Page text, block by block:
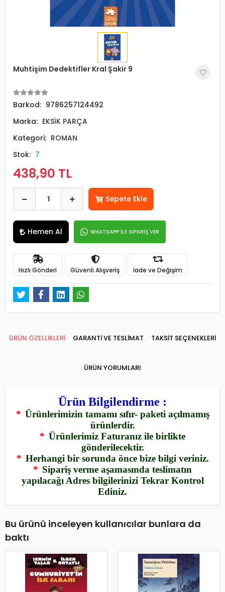
Muhtişim Dedektifler Kral Şakir 9
Barkod: 9786257124492
Marka: EKSİK PARÇA
Kategori: ROMAN
Stok: 7
438,90 TL
Sepete Ekle
Hemen Al WHATSAPP İLE SİPARİŞ VER
Hızlı Gönderi Güvenli Alışveriş İade ve Değişim
ÜRÜN ÖZELLİKLERİ GARANTİ VE TESLİMAT TAKSİT SEÇENEKLERİ
ÜRÜN YORUMLARI
Ürün Bilgilendirme :
* Ürünlerimizin tamamı sıfır- paketi açılmamış
ürünlerdir.
* Ürünlerimiz Faturanız ile birlikte
gönderilecektir.
* Herhangi bir sorunda önce bize bilgi veriniz.
* Sipariş verme aşamasında teslimatın
yapılacağı Adres bilgilerinizi Tekrar Kontrol
Ediniz.
Bu ürünü inceleyen kullanıcılar bunlara da
baktı